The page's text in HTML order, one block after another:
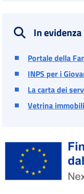
In evidenza
Portale della
INPS per i
La carta dei
Vetrina